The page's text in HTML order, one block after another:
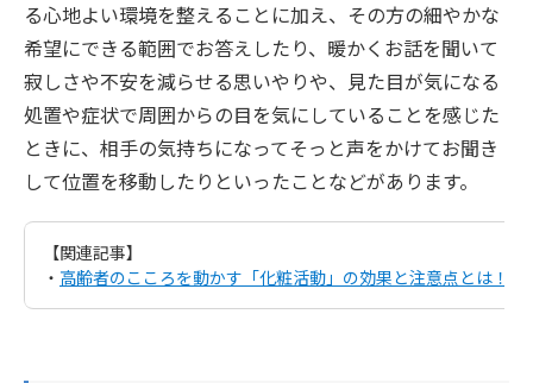
る心地よい環境を整えることに加え、その方の細やかな
希望にできる範囲でお答えしたり、暖かくお話を聞いて
寂しさや不安を減らせる思いやりや、見た目が気になる
処置や症状で周囲からの目を気にしていることを感じた
ときに、相手の気持ちになってそっと声をかけてお聞き
して位置を移動したりといったことなどがあります。
【関連記事】
・ 高齢者のこころを動かす「化粧活動」の効果と注意点とは！？